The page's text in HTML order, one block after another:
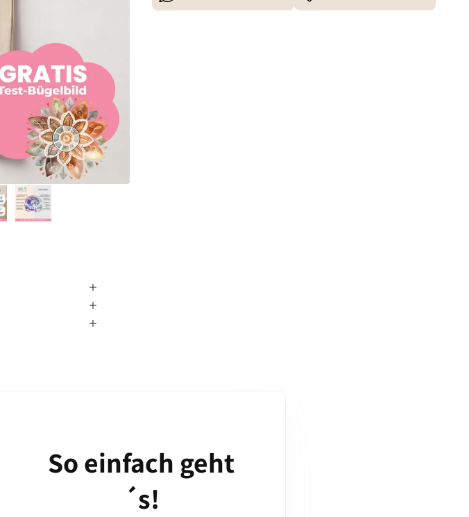
So einfach geht
´s!